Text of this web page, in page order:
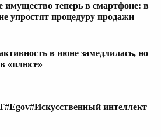
имущество теперь в смартфоне: в
упростят процедуру продажи
в июне замедлилась, но
«плюсе»
#Egov#Искусственный интеллект